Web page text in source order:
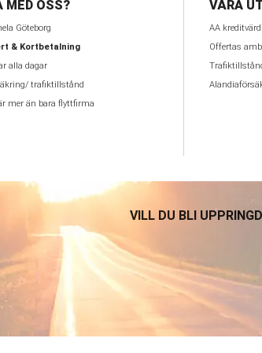
MED OSS?
Göteborg
& Kortbetalning
alla dagar
trafiktillstånd
mer än bara flyttfirma
VÅRA
AA
Offertas
VILL DU BLI